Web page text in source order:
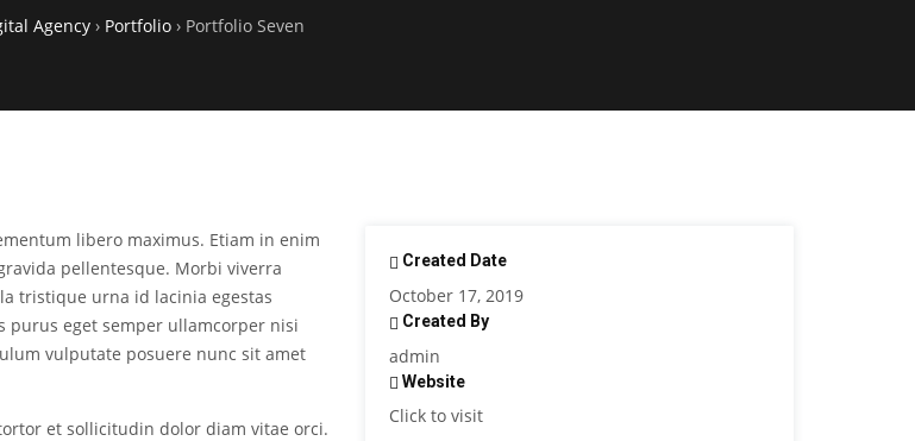
Agency › Portfolio › Portfolio Seven
libero maximus. Etiam in enim
pellentesque. Morbi viverra
tristique urna id lacinia egestas
purus eget semper ullamcorper nisi
vulputate posuere nunc sit amet
et sollicitudin dolor diam vitae orci.
Created Date
October 17, 2019
Created By
admin
Website
Click to visit